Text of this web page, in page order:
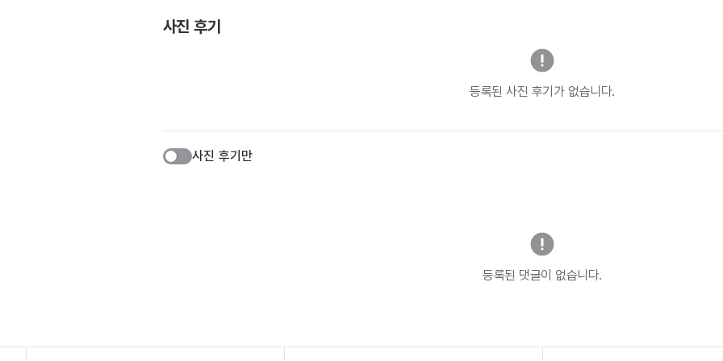
사진 후기
등록된 사진 후기가 없습니다.
사진 후기만
등록된 댓글이 없습니다.